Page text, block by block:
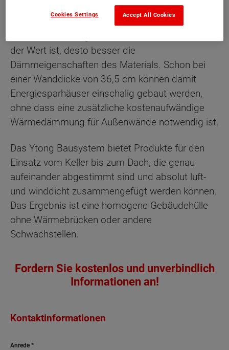
W/mK einen der besten Dämmwerte für
Massivbaustoffe. Der Lambda-Wert bezeichnet
der Wert ist, desto besser die
Dämmeigenschaften des Materials. Schon bei
einer Wanddicke von 36,5 cm können damit
Energiesparhäuser einschalig gebaut werden,
ohne dass eine zusätzliche kostenaufwändige
Wärmedämmung für Außenwände notwendig ist.
Das Ytong Bausystem bietet Produkte für den
Einsatz vom Keller bis zum Dach, die genau
aufeinander abgestimmt sind und absolut luft-
und winddicht zusammengefügt werden können.
Das Ergebnis ist eine homogene Gebäudehülle
ohne Wärmebrücken oder andere
Schwachstellen.
Fordern Sie kostenlos und unverbindlich
Informationen an!
Kontaktinformationen
Anrede
Accept All Cookies
Cookies Settings